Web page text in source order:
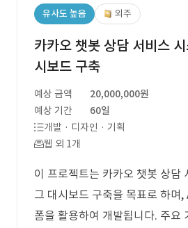
유사도 높음 외주
카카오 챗봇 상담 서비스
시보드 구축
예상 금액
20,000,000원
예상 기간
60일
개발 · 디자인 · 기획
웹 외 1개
이 프로젝트는 카카오 챗봇 상담
그 대시보드 구축을 목표로 하며,
폼을 활용하여 개발됩니다. 주요